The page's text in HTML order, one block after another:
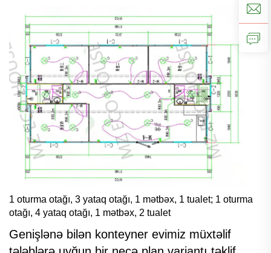
1 oturma otağı, 3 yataq otağı, 1 mətbəx, 1 tualet; 1 oturma
otağı, 4 yataq otağı, 1 mətbəx, 2 tualet
Genişlənə bilən konteyner evimiz müxtəlif